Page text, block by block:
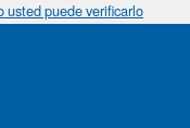
usted puede verificarlo